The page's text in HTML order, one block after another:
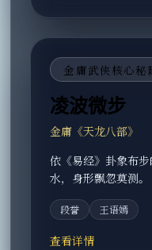
金庸武侠核心秘
凌波微步
金庸《天龙八部》
依《易经》卦象布
水，身形飘忽莫测。
段誉 王语嫣
查看详情